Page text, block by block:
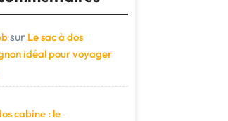
sur Le sac à dos
idéal pour voyager
cabine : le